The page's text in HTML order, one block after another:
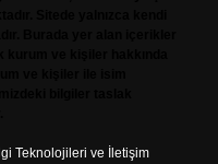
Teknolojileri ve İletişim